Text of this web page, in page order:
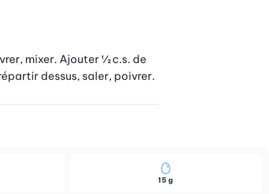
mixer. Ajouter ½ c.s. de
dessus, saler, poivrer.
15 g